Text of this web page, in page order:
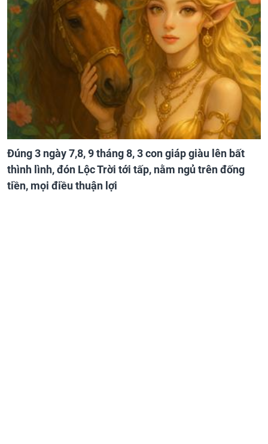
Đúng 3 ngày 7,8, 9 tháng 8, 3 con giáp giàu lên bất
thình lình, đón Lộc Trời tới tấp, nằm ngủ trên đống
tiền, mọi điều thuận lợi